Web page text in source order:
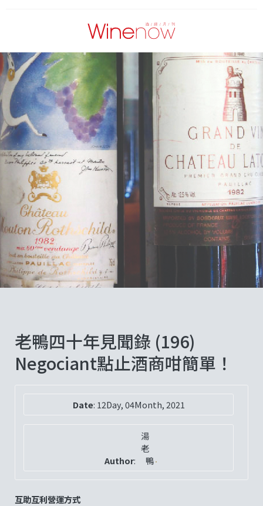
老鴨四十年見聞錄 (196)
Negociant點止酒商咁簡單！
Date: 12Day, 04Month, 2021
Author:
湯
老
鴨
互助互利營運方式